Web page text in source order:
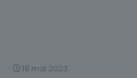
18 mai 2023